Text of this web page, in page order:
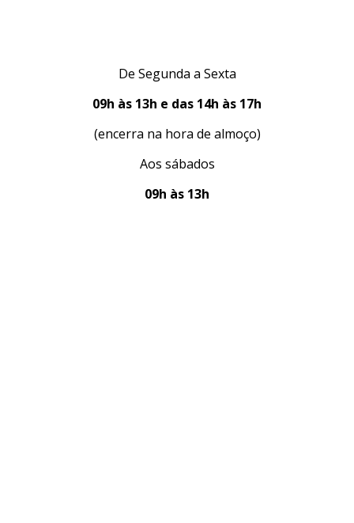
De Segunda a Sexta
09h às 13h e das 14h às 17h
(encerra na hora de almoço)
Aos sábados
09h às 13h